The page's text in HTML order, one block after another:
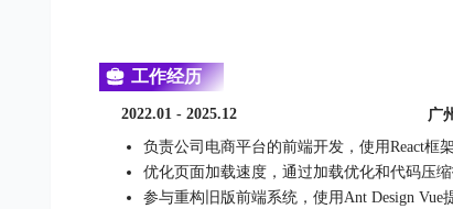
工作经历
2022.01 - 2025.12 广
负责公司电商平台的前端开发，使用React框
优化页面加载速度，通过加载优化和代码压
参与重构旧版前端系统，使用Ant Design